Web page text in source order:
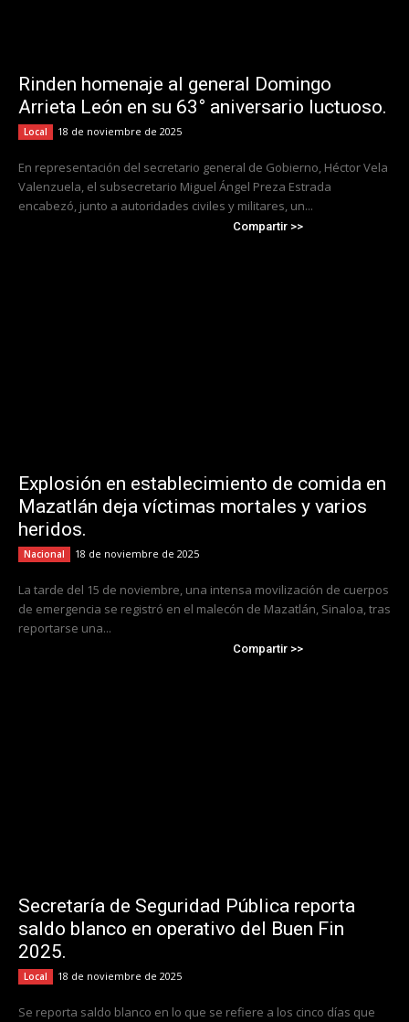
Rinden homenaje al general Domingo
Arrieta León en su 63° aniversario luctuoso.
Local 18 de noviembre de 2025
En representación del secretario general de Gobierno, Héctor Vela
Valenzuela, el subsecretario Miguel Ángel Preza Estrada
encabezó, junto a autoridades civiles y militares, un...
Compartir >>
Explosión en establecimiento de comida en
Mazatlán deja víctimas mortales y varios
heridos.
Nacional 18 de noviembre de 2025
La tarde del 15 de noviembre, una intensa movilización de cuerpos
de emergencia se registró en el malecón de Mazatlán, Sinaloa, tras
reportarse una...
Compartir >>
Secretaría de Seguridad Pública reporta
saldo blanco en operativo del Buen Fin
2025.
Local 18 de noviembre de 2025
Se reporta saldo blanco en lo que se refiere a los cinco días que